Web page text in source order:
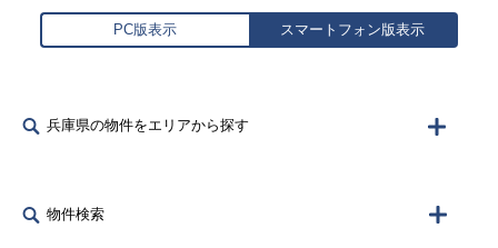
PC版表示 スマートフォン版表示
兵庫県の物件をエリアから探す
物件検索